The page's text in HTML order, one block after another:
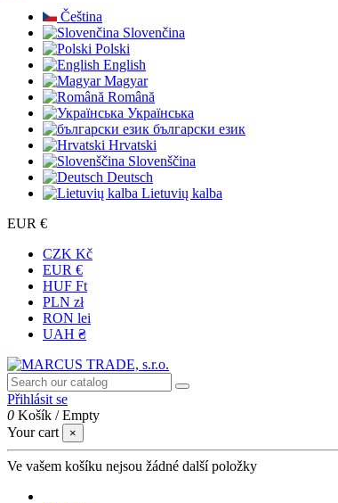
Čeština
Slovenčina
Polski
English
Magyar
Română
Українська
български език
Hrvatski
Slovenščina
Deutsch
Lietuvių kalba
EUR €
CZK Kč
EUR €
HUF Ft
PLN zł
RON lei
UAH ₴
Přihlásit se
0 Košík /Empty
Your cart
×
Ve vašem košíku nejsou žádné další položky